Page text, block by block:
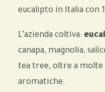
eucalipto in Italia con
L’azienda coltiva:
canapa, magnolia,
tea tree, oltre a
aromatiche.